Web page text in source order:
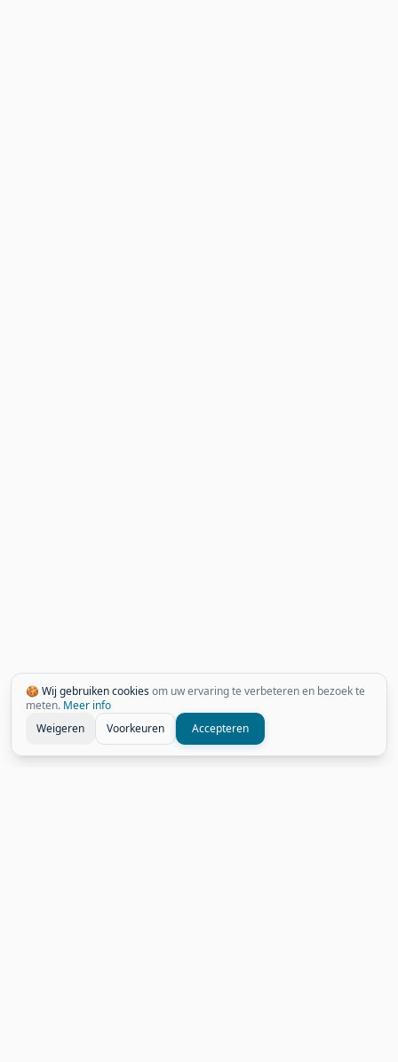
🍪 Wij gebruiken cookiesom uw ervaring te verbeteren en bezoek te
meten. Meer info
Weigeren
Voorkeuren Accepteren